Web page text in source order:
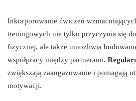
Inkorporowanie ćwiczeń
treningowych nie tylko przyczynia się
fizycznej, ale także umożliwia
współpracy między partnerami.
zwiększają zaangażowanie i pomagają
motywacji.